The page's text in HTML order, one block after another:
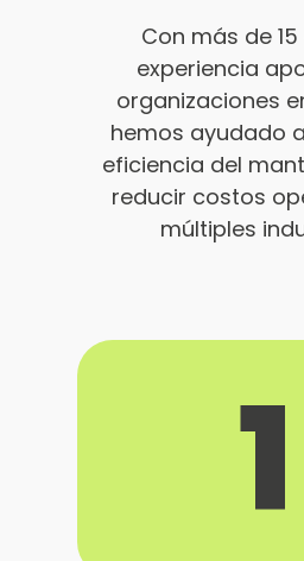
Con más de
experiencia
organizaciones
hemos ayudado
eficiencia del
reducir costos
múltiples
1